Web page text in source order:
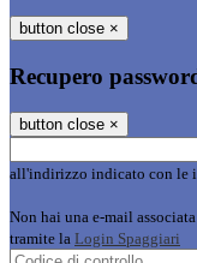
button close ×
Recupero
button close ×
all'indirizzo indicato con le
Non hai una e-mail
tramite la Login Spaggiari